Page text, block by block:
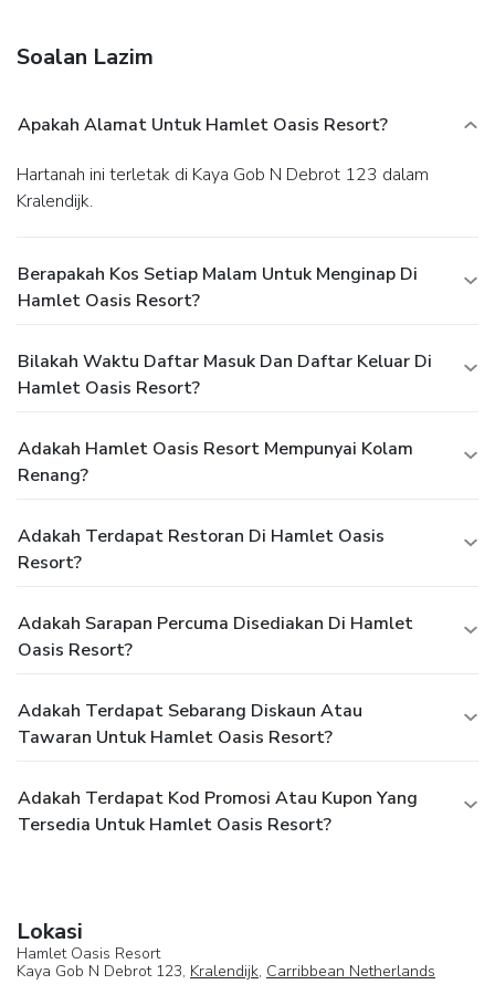
Soalan Lazim
Apakah Alamat Untuk Hamlet Oasis Resort?
Hartanah ini terletak di Kaya Gob N Debrot 123 dalam
Kralendijk.
Berapakah Kos Setiap Malam Untuk Menginap Di
Hamlet Oasis Resort?
Bilakah Waktu Daftar Masuk Dan Daftar Keluar Di
Hamlet Oasis Resort?
Adakah Hamlet Oasis Resort Mempunyai Kolam
Renang?
Adakah Terdapat Restoran Di Hamlet Oasis
Resort?
Adakah Sarapan Percuma Disediakan Di Hamlet
Oasis Resort?
Adakah Terdapat Sebarang Diskaun Atau
Tawaran Untuk Hamlet Oasis Resort?
Adakah Terdapat Kod Promosi Atau Kupon Yang
Tersedia Untuk Hamlet Oasis Resort?
Lokasi
Hamlet Oasis Resort
Kaya Gob N Debrot 123, Kralendijk, Carribbean Netherlands